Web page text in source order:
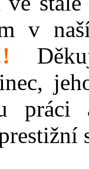
v
práci